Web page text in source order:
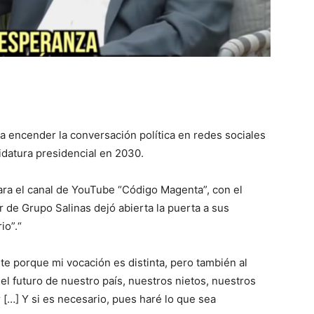
encender la conversación política en redes sociales
presidencial en 2030.
el canal de YouTube “Código Magenta”, con el
Grupo Salinas dejó abierta la puerta a sus
porque mi vocación es distinta, pero también al
futuro de nuestro país, nuestros nietos, nuestros
Y si es necesario, pues haré lo que sea